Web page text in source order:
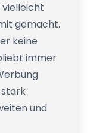
gemacht.
keine
immer
und